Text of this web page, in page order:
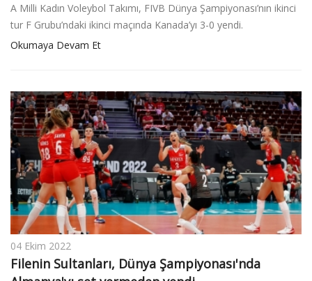
A Milli Kadın Voleybol Takımı, FIVB Dünya Şampiyonası’nın ikinci
tur F Grubu’ndaki ikinci maçında Kanada’yı 3-0 yendi.
Okumaya Devam Et
04 Ekim 2022
F ilenin Sultanları, Dünya Şampiyonası'nda